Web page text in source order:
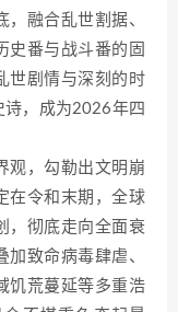
融合乱世割据、
史番与战斗番的固
世剧情与深刻的时
诗，成为2026年四
观，勾勒出文明崩
在令和末期，全球
，彻底走向全面衰
致命病毒肆虐、
饥荒蔓延等多重浩